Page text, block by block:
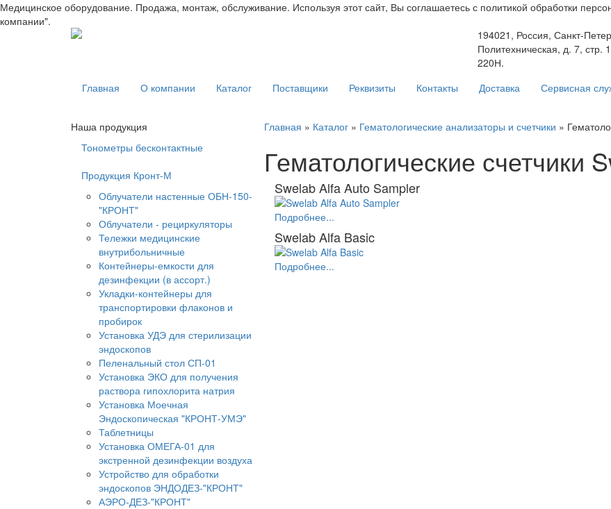
Медицинское оборудование. Продажа, монтаж, обслуживание. Используя этот сайт, Вы соглашаетесь с политикой обработки
компании".
194021, Россия, Санкт-
Политехническая, д. 7, стр.
220Н.
Главная О компании Каталог Поставщики Реквизиты Контакты Доставка Сервисная
Наша продукция
Тонометры бесконтактные
Продукция Кронт-М
Облучатели настенные ОБН-150-
"КРОНТ"
Облучатели - рециркуляторы
Тележки медицинские
внутрибольничные
Контейнеры-емкости для
дезинфекции (в ассорт.)
Укладки-контейнеры для
транспортировки флаконов и
пробирок
Установка УДЭ для стерилизации
эндоскопов
Пеленальный стол СП-01
Установка ЭКО для получения
раствора гипохлорита натрия
Установка Моечная
Эндоскопическая "КРОНТ-УМЭ"
Таблетницы
Установка ОМЕГА-01 для
экстренной дезинфекции воздуха
Устройство для обработки
эндоскопов ЭНДОДЕЗ-"КРОНТ"
АЭРО-ДЕЗ-"КРОНТ"
Главная » Каталог» Гематологические анализаторы и счетчики »
Гематологические счетчики
Swelab Alfa Auto Sampler
Подробнее...
Swelab Alfa Basic
Подробнее...